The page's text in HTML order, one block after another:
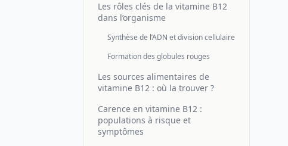
Les rôles clés de la vitamine B12
dans l’organisme
Synthèse de l’ADN et division cellulaire
Formation des globules rouges
Les sources alimentaires de
vitamine B12 : où la trouver ?
Carence en vitamine B12 :
populations à risque et
symptômes